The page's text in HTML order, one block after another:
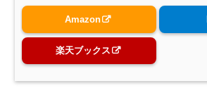
Amazon
楽天ブックス